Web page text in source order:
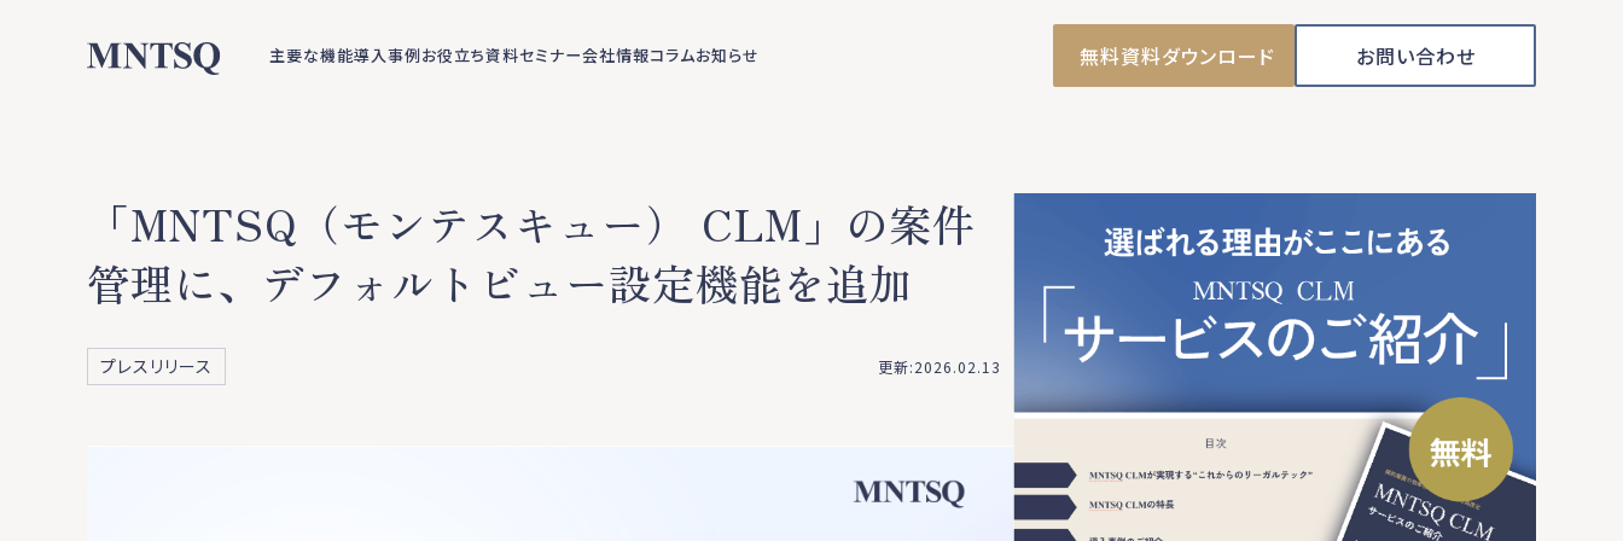
主要な機能導入事例お役立ち資料セミナー会社情報コラムお知らせ 無料資料ダウンロード お問い合わせ
「MNTSQ（モンテスキュー） CLM」の案件
管理に、デフォルトビュー設定機能を追加
プレスリリース 更新:2026.02.13